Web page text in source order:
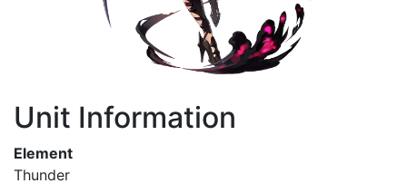
Unit Information
Element
Thunder